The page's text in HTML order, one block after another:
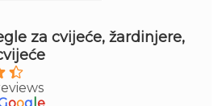
za cvijeće, žardinjere,
oog e